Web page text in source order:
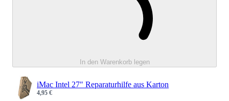
In den Warenkorb legen
iMac Intel 27" Reparaturhilfe aus Karton
Sale price
4,95 €